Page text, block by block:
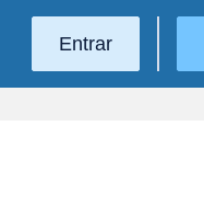
Entrar